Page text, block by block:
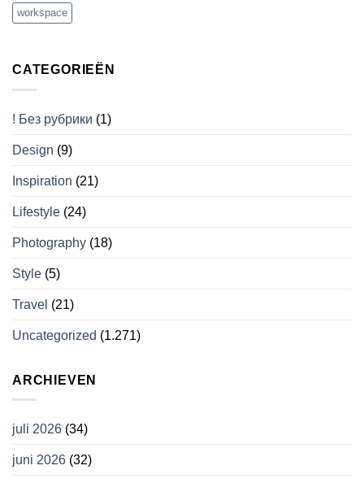
workspace
CATEGORIEËN
! Без рубрики (1)
Design (9)
Inspiration (21)
Lifestyle (24)
Photography (18)
Style (5)
Travel (21)
Uncategorized (1.271)
ARCHIEVEN
juli 2026 (34)
juni 2026 (32)